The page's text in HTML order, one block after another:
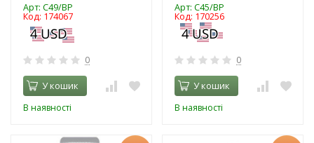
Арт: C49/BP
Код: 174067
0
У кошик
В наявності
Арт: C45/BP
Код: 170256
0
У кошик
В наявності